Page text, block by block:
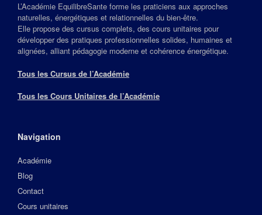
L’Académie EquilibreSante forme les praticiens aux approches
naturelles, énergétiques et relationnelles du bien‑être.
Elle propose des cursus complets, des cours unitaires pour
développer des pratiques professionnelles solides, humaines et
alignées, alliant pédagogie moderne et cohérence énergétique.
Tous les Cursus de l’Académie
Tous les Cours Unitaires de l’Académie
Navigation
Académie
Blog
Contact
Cours unitaires